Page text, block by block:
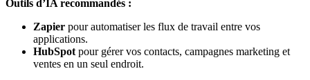
Outils d’IA recommandés :
Zapier pour automatiser les flux de travail entre vos
applications.
HubSpot pour gérer vos contacts, campagnes marketing et
ventes en un seul endroit.